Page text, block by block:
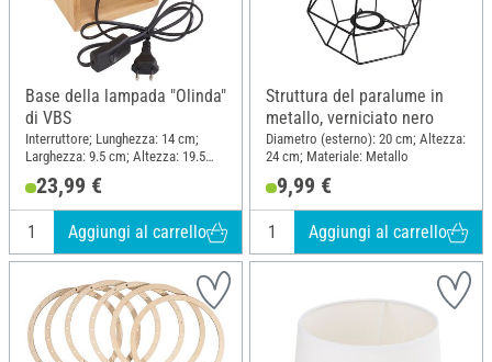
Base della lampada "Olinda"
di VBS
Interruttore; Lunghezza: 14 cm;
Larghezza: 9.5 cm; Altezza: 19.5
cm; Materiale: Legno di quercia,
Plastica
23,99 €
Aggiungi al carrello
Struttura del paralume in
metallo, verniciato nero
Diametro (esterno): 20 cm; Altezza:
24 cm; Materiale: Metallo
9,99 €
Aggiungi al carrello